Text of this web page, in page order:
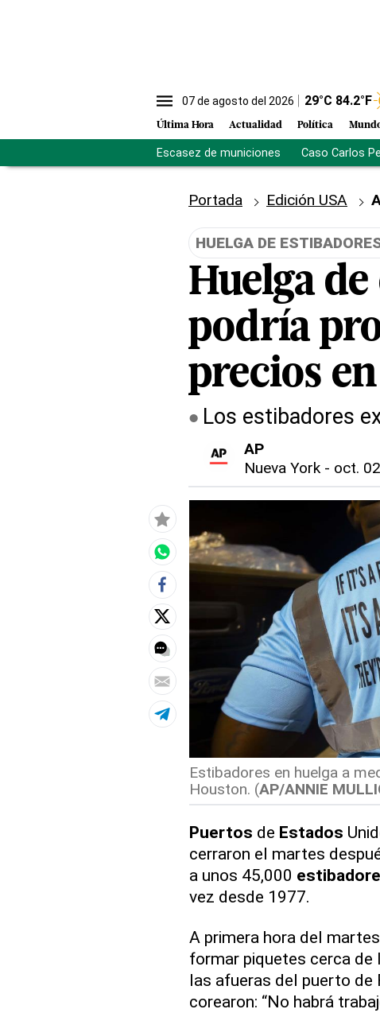
07 de agosto del 2026 29°C 84.2°F
Última Hora Actualidad Política
Escasez de municiones Caso Carlos
Portada Edición USA
HUELGA DE
Huelga
podría
precios
Los estibadores
AP
Nueva York- oct.
Estibadores en huelga a
Houston. (AP/ANNIE
Puertos de Estados
cerraron el martes
a unos 45,000
vez desde 1977.
A primera hora del
formar piquetes cerca de
las afueras del puerto
corearon: “No habrá